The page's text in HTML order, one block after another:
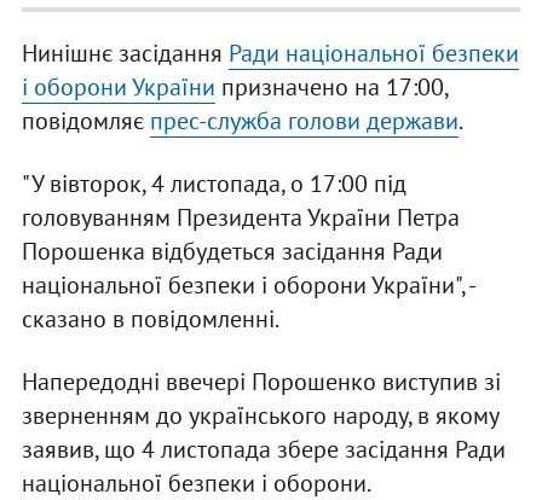
Нинішнє засідання Ради національної безпеки
і оборони України призначено на 17:00,
повідомляє прес-служба голови держави.
"У вівторок, 4 листопада, о 17:00 під
головуванням Президента України Петра
Порошенка відбудеться засідання Ради
національної безпеки і оборони України", -
сказано в повідомленні.
Напередодні ввечері Порошенко виступив зі
зверненням до українського народу, в якому
заявив, що 4 листопада збере засідання Ради
національної безпеки і оборони.